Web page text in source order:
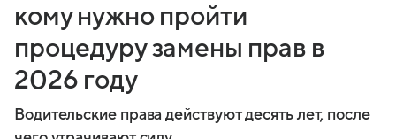
кому нужно пройти
процедуру замены прав в
2026 году
Водительские права действуют десять лет, после